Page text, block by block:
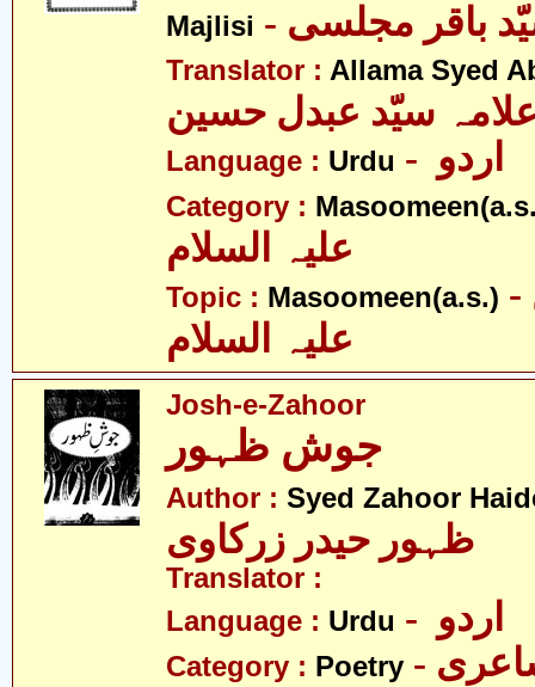
Majlisi
Translator : Allama Syed
سیّد عبدل حسین
Language : Urdu
Category :
Topic : Masoomeen(a.s.) - معصومین
علیہ السلام
Josh-e-Zahoor
جوش ظہور
Author : Syed Zahoor
ظہور حیدر زرکاوی
Translator :
Language : Urdu
Category : Poetry